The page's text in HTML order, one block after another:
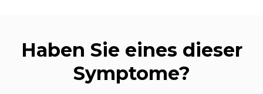
Haben Sie eines dieser
Symptome?